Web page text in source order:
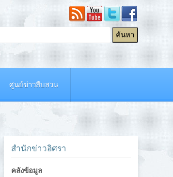
ศูนย์ข่าวสืบสวน
สำนักข่าวอิศรา
คลังข้อมูล